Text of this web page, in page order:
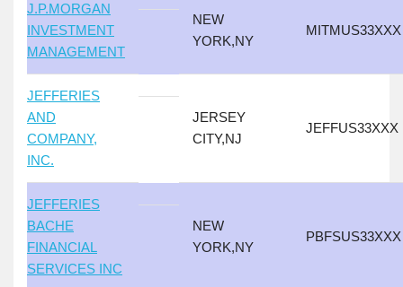
J.P.MORGAN
INVESTMENT
MANAGEMENT
NEW
YORK,NY
MITMUS33XXX
JEFFERIES
AND
COMPANY,
INC.
JERSEY
CITY,NJ
JEFFUS33XXX
JEFFERIES
BACHE
FINANCIAL
SERVICES INC
NEW
YORK,NY
PBFSUS33XXX